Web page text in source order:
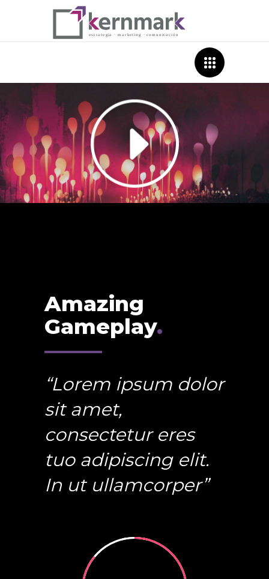
Amazing
Gameplay.
“Lorem ipsum dolor
sit amet,
consectetur eres
tuo adipiscing elit.
In ut ullamcorper”